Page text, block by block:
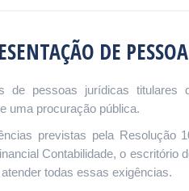
DE
de pessoas jurídicas
uma procuração pública.
previstas pela Resolução
Contabilidade, o escritório
todas essas exigências.